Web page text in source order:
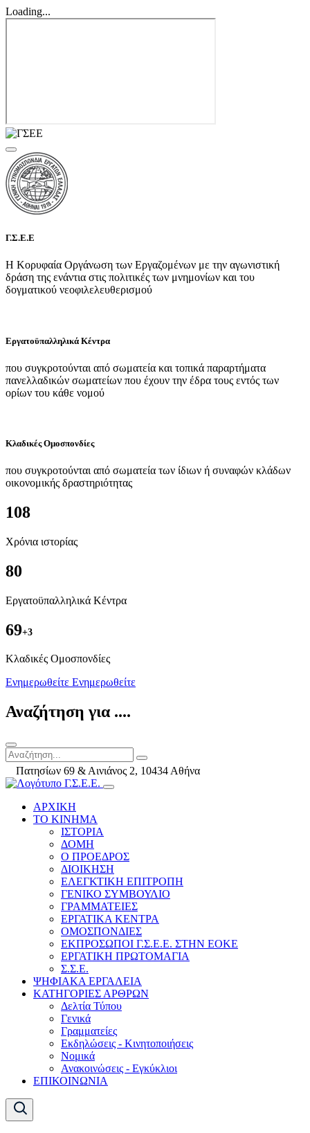
Loading...
Γ.Σ.Ε.Ε
Η Κορυφαία Οργάνωση των Εργαζομένων με την αγωνιστική
δράση της ενάντια στις πολιτικές των μνημονίων και του
δογματικού νεοφιλελευθερισμού
Εργατοϋπαλληλικά Κέντρα
που συγκροτούνται από σωματεία και τοπικά παραρτήματα
πανελλαδικών σωματείων που έχουν την έδρα τους εντός των
ορίων του κάθε νομού
Κλαδικές Ομοσπονδίες
που συγκροτούνται από σωματεία των ίδιων ή συναφών κλάδων
οικονομικής δραστηριότητας
108
Χρόνια ιστορίας
80
Εργατοϋπαλληλικά Κέντρα
69+3
Kλαδικές Ομοσπονδίες
Ενημερωθείτε Ενημερωθείτε
Αναζήτηση για ....
Πατησίων 69 & Αινιάνος 2, 10434 Αθήνα
ΑΡΧΙΚΗ
ΤΟ ΚΙΝΗΜΑ
ΙΣΤΟΡΙΑ
ΔΟΜΗ
Ο ΠΡΟΕΔΡΟΣ
ΔΙΟΙΚΗΣΗ
ΕΛΕΓΚΤΙΚΗ ΕΠΙΤΡΟΠΗ
ΓΕΝΙΚΟ ΣΥΜΒΟΥΛΙΟ
ΓΡΑΜΜΑΤΕΙΕΣ
ΕΡΓΑΤΙΚΑ ΚΕΝΤΡΑ
ΟΜΟΣΠΟΝΔΙΕΣ
ΕΚΠΡΟΣΩΠΟΙ Γ.Σ.Ε.Ε. ΣΤΗΝ ΕΟΚΕ
ΕΡΓΑΤΙΚΗ ΠΡΩΤΟΜΑΓΙΑ
Σ.Σ.Ε.
ΨΗΦΙΑΚΑ ΕΡΓΑΛΕΙΑ
ΚΑΤΗΓΟΡΙΕΣ ΑΡΘΡΩΝ
Δελτία Τύπου
Γενικά
Γραμματείες
Εκδηλώσεις - Κινητοποιήσεις
Νομικά
Ανακοινώσεις - Εγκύκλιοι
ΕΠΙΚΟΙΝΩΝΙΑ